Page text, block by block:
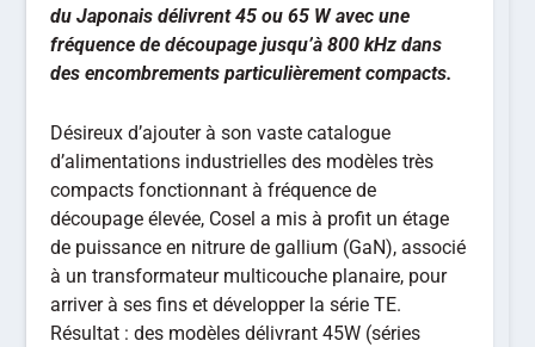
du Japonais délivrent 45 ou 65 W avec une
fréquence de découpage jusqu’à 800 kHz dans
des encombrements particulièrement compacts.
Désireux d’ajouter à son vaste catalogue
d’alimentations industrielles des modèles très
compacts fonctionnant à fréquence de
découpage élevée, Cosel a mis à profit un étage
de puissance en nitrure de gallium (GaN), associé
à un transformateur multicouche planaire, pour
arriver à ses fins et développer la série TE.
Résultat : des modèles délivrant 45W (séries